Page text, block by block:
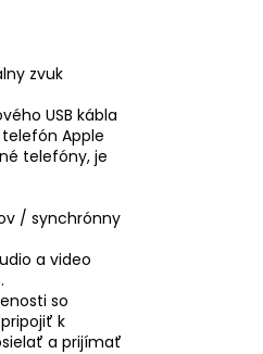
zvuk
USB kábla
Apple
telefóny, je
/ synchrónny
a video
so
k
a prijímať